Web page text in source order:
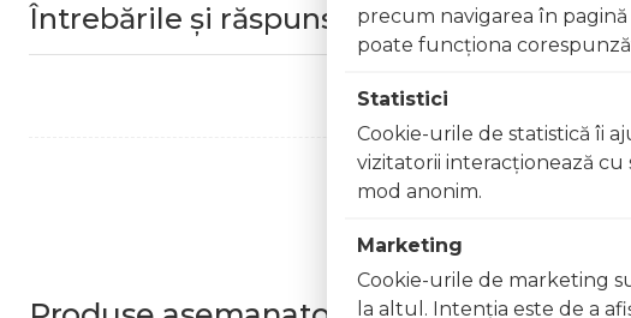
Întrebările și răspunsurile clienților
precum navigarea în
poate funcţiona
Statistici
Cookie-urile de statistică îi
vizitatorii interacţionează
mod anonim.
Marketing
Cookie-urile de marketing
la altul. Intenţia este de a